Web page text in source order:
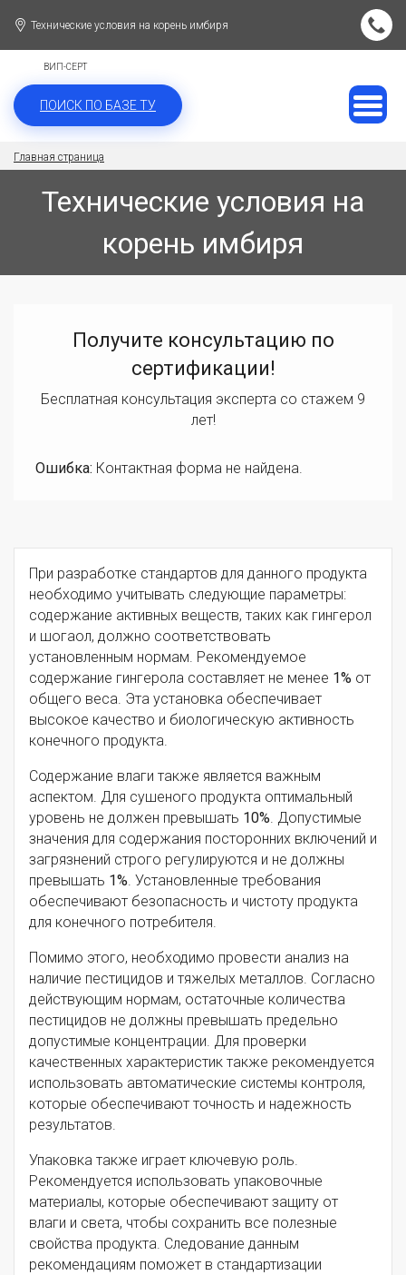
Технические условия на корень имбиря
ВИП-СЕРТ
ПОИСК ПО БАЗЕ ТУ
Главная страница
Технические условия на
корень имбиря
Получите консультацию по
сертификации!
Бесплатная консультация эксперта со стажем 9
лет!
Ошибка: Контактная форма не найдена.
При разработке стандартов для данного продукта
необходимо учитывать следующие параметры:
содержание активных веществ, таких как гингерол
и шогаол, должно соответствовать
установленным нормам. Рекомендуемое
содержание гингерола составляет не менее 1% от
общего веса. Эта установка обеспечивает
высокое качество и биологическую активность
конечного продукта.
Содержание влаги также является важным
аспектом. Для сушеного продукта оптимальный
уровень не должен превышать 10%. Допустимые
значения для содержания посторонних включений и
загрязнений строго регулируются и не должны
превышать 1%. Установленные требования
обеспечивают безопасность и чистоту продукта
для конечного потребителя.
Помимо этого, необходимо провести анализ на
наличие пестицидов и тяжелых металлов. Согласно
действующим нормам, остаточные количества
пестицидов не должны превышать предельно
допустимые концентрации. Для проверки
качественных характеристик также рекомендуется
использовать автоматические системы контроля,
которые обеспечивают точность и надежность
результатов.
Упаковка также играет ключевую роль.
Рекомендуется использовать упаковочные
материалы, которые обеспечивают защиту от
влаги и света, чтобы сохранить все полезные
свойства продукта. Следование данным
рекомендациям поможет в стандартизации